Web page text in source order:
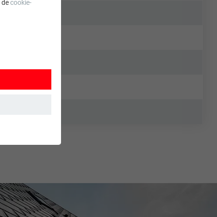
decookie-
gebruikt.